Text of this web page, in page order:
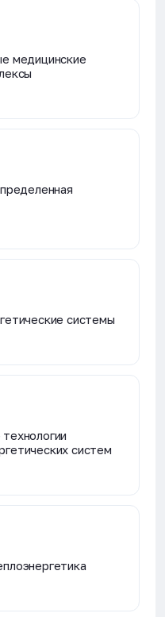
медицинские
системы
систем